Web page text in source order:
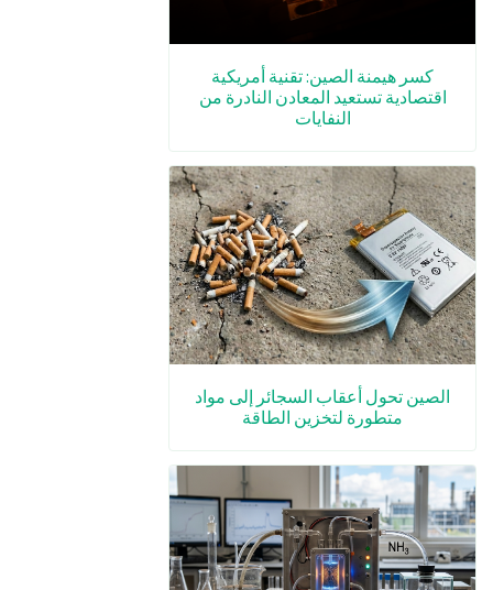
كسر هيمنة الصين: تقنية أمريكية
اقتصادية تستعيد المعادن النادرة من
النفايات
الصين تحول أعقاب السجائر إلى مواد
متطورة لتخزين الطاقة